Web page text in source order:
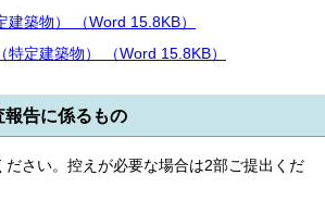
建築物） （Word 15.8KB）
特定建築物） （Word 15.8KB）
報告に係るもの
ださい。控えが必要な場合は2部ご提出くだ